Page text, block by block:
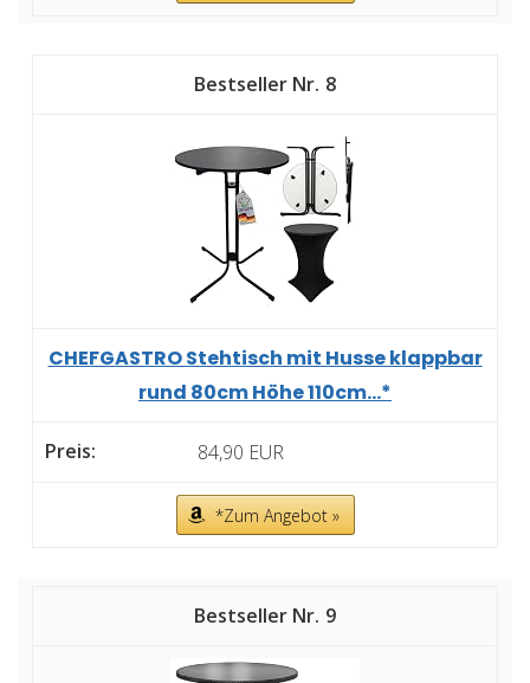
8
CHEFGASTRO Stehtisch mit Husse klappbar
rund 80cm Höhe 110cm...*
84,90 EUR
*Zum Angebot »
9